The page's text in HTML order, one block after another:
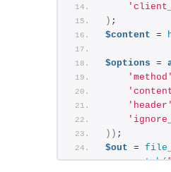
) ;
$content =
$options =
'method'
'header'
)) ;
$out =
preg_match(